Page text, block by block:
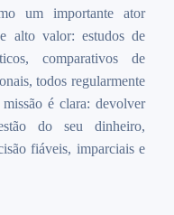
um importante ator
alto valor: estudos de
comparativos de
todos regularmente
é clara: devolver
do seu dinheiro,
fiáveis, imparciais e